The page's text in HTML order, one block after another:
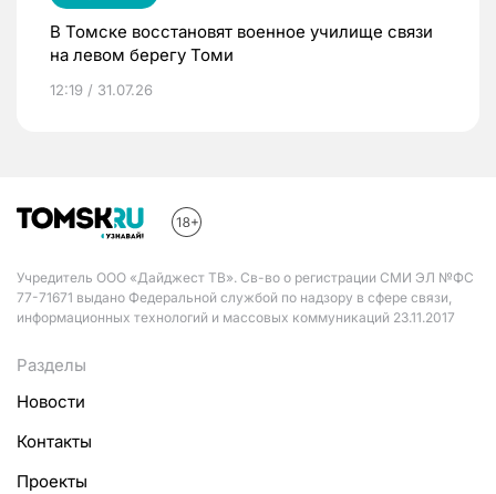
В Томске восстановят военное училище связи
на левом берегу Томи
12:19 / 31.07.26
Учредитель ООО «Дайджест ТВ». Св-во о регистрации СМИ ЭЛ №ФС
77-71671 выдано Федеральной службой по надзору в сфере связи,
информационных технологий и массовых коммуникаций 23.11.2017
Разделы
Новости
Контакты
Проекты